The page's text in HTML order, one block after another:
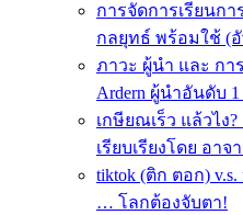
การจัดการเรียนก
กลยุทธ์ พร้อมใช้ (
ภาวะ ผู้นำ และ กา
Ardern ผู้นำอันดับ
เกษียณเร็ว แล้วไง
เรียบเรียงโดย อาจ
tiktok (ติก ตอก)
… โลกต้องจับตา!